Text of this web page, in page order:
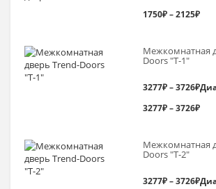
1750₽ – 2125₽
Межкомнатная
Doоrs "Т-1"
3277₽–3726₽
3277₽ – 3726₽
Межкомнатная
Doоrs "Т-2"
3277₽–3726₽